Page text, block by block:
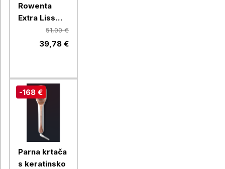
Rowenta
Extra Liss
Lagerfeld
51,00 €
39,78 €
-168 €
Parna krtača
s keratinsko